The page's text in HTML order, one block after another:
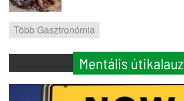
Több Gasztronómia
Mentális útikalauz